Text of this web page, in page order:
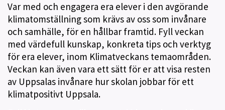
Var med och engagera era elever i den avgörande
klimatomställning som krävs av oss som invånare
och samhälle, för en hållbar framtid. Fyll veckan
med värdefull kunskap, konkreta tips och verktyg
för era elever, inom Klimatveckans temaområden.
Veckan kan även vara ett sätt för er att visa resten
av Uppsalas invånare hur skolan jobbar för ett
klimatpositivt Uppsala.